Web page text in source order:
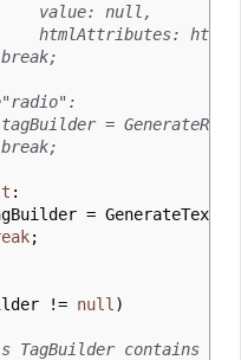
null,
=
:
=
;
!= null )
TagBuilder contains